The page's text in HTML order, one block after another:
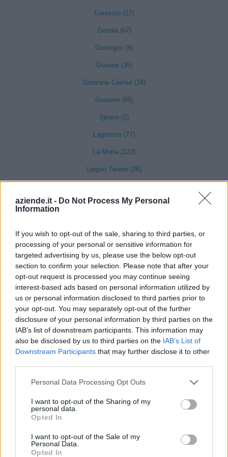
aziende.it - Do Not Process My Personal
Information
If you wish to opt-out of the sale, sharing to third parties, or
processing of your personal or sensitive information for
targeted advertising by us, please use the below opt-out
section to confirm your selection. Please note that after your
opt-out request is processed you may continue seeing
interest-based ads based on personal information utilized by
us or personal information disclosed to third parties prior to
your opt-out. You may separately opt-out of the further
disclosure of your personal information by third parties on the
IAB’s list of downstream participants. This information may
also be disclosed by us to third parties on the IAB’s List of
Downstream Participants that may further disclose it to other
Personal Data Processing Opt Outs
I want to opt-out of the Sharing of my
personal data.
Opted In
I want to opt-out of the Sale of my
Personal Data.
Opted In
Garessio (27)
Genola (67)
Gorzegno (6)
Govone (35)
Grinzane Cavour (34)
Guarene (95)
Igliano (2)
Lagnasco (77)
La Morra (122)
Lequio Tanaro (26)
Lesegno (12)
Limone Piemonte (53)
Lisio (1)
Macra (1)
Magliano Alpi (61)
Magliano Alfieri (21)
Manta (55)